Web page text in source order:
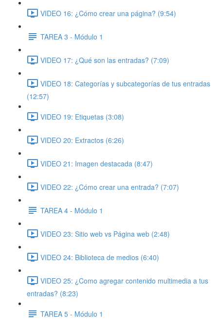
VIDEO 16: ¿Cómo crear una página? (9:54)
TAREA 3 - Módulo 1
VIDEO 17: ¿Qué son las entradas? (7:09)
VIDEO 18: Categorías y subcategorías de tus entradas
(12:57)
VIDEO 19: Etiquetas (3:08)
VIDEO 20: Extractos (6:26)
VIDEO 21: Imagen destacada (8:47)
VIDEO 22: ¿Cómo crear una entrada? (7:07)
TAREA 4 - Módulo 1
VIDEO 23: Sitio web vs Página web (2:48)
VIDEO 24: Biblioteca de medios (6:40)
VIDEO 25: ¿Como agregar contenido multimedia a tus
entradas? (8:23)
TAREA 5 - Módulo 1